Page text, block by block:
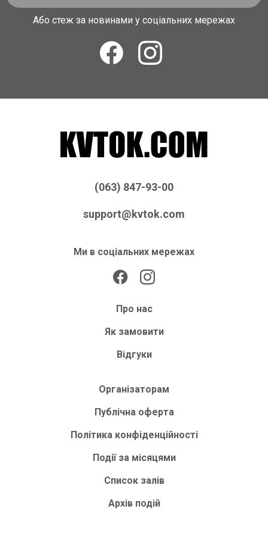
Або стеж за новинами у соціальних мережах
(063) 847-93-00
support@kvtok.com
Ми в соціальних мережах
Про нас
Як замовити
Відгуки
Організаторам
Публічна оферта
Політика конфіденційності
Події за місяцями
Список залів
Архів подій